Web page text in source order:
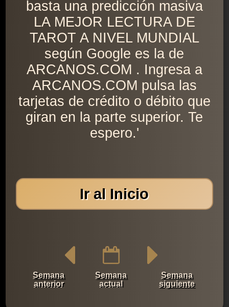
basta una predicción masiva
LA MEJOR LECTURA DE
TAROT A NIVEL MUNDIAL
según Google es la de
ARCANOS.COM . Ingresa a
ARCANOS.COM pulsa las
tarjetas de crédito o débito que
giran en la parte superior. Te
espero.'
Ir al Inicio
Semana
anterior
Semana
actual
Semana
siguiente